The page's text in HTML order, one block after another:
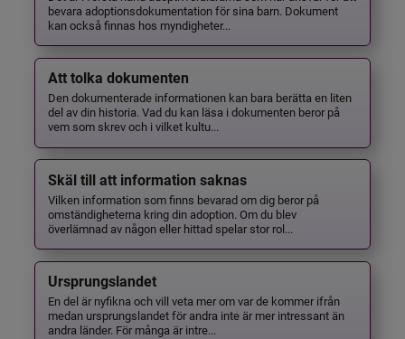
bevara adoptionsdokumentation för sina barn. Dokument
kan också finnas hos myndigheter...
Att tolka dokumenten
Den dokumenterade informationen kan bara berätta en liten
del av din historia. Vad du kan läsa i dokumenten beror på
vem som skrev och i vilket kultu...
Skäl till att information saknas
Vilken information som finns bevarad om dig beror på
omständigheterna kring din adoption. Om du blev
överlämnad av någon eller hittad spelar stor rol...
Ursprungslandet
En del är nyfikna och vill veta mer om var de kommer ifrån
medan ursprungslandet för andra inte är mer intressant än
andra länder. För många är intre...